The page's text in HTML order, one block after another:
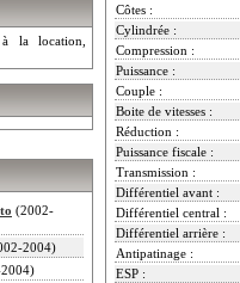
la location,
(2002-
2004)
Côtes :
Cylindrée :
Compression :
Puissance :
Couple :
Boite de vitesses :
Réduction :
Puissance fiscale :
Transmission :
Différentiel avant :
Différentiel central :
Différentiel arrière :
Antipatinage :
ESP :